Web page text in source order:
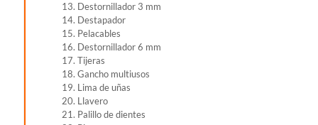
13. Destornillador 3 mm
14. Destapador
15. Pelacables
16. Destornillador 6 mm
17. Tijeras
18. Gancho multiusos
19. Lima de uñas
20. Llavero
21. Palillo de dientes